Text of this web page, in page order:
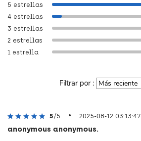
1 estrella
2 estrellas
3 estrellas
4 estrellas
5 estrellas
Filtrar por :
5/5 • 2025-08-12 03:13:47
anonymous anonymous.